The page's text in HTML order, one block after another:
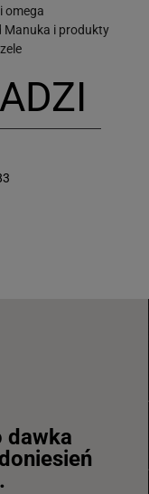
omega
Manuka i produkty
dawka